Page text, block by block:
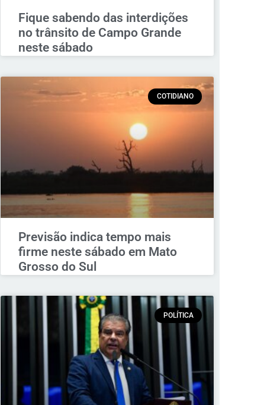
Fique sabendo das interdições
no trânsito de Campo Grande
neste sábado
COTIDIANO
Previsão indica tempo mais
firme neste sábado em Mato
Grosso do Sul
POLÍTICA